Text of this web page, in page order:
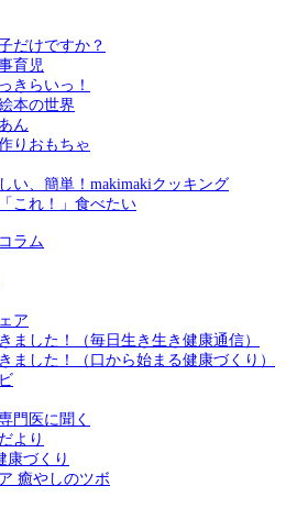
だけですか？
育児
きらいっ！
本の世界
ん
りおもちゃ
い、簡単！makimakiクッキング
これ！」食べたい
ラム
ア
ました！（毎日生き生き健康通信）
ました！（口から始まる健康づくり）
門医に聞く
より
康づくり
癒やしのツボ